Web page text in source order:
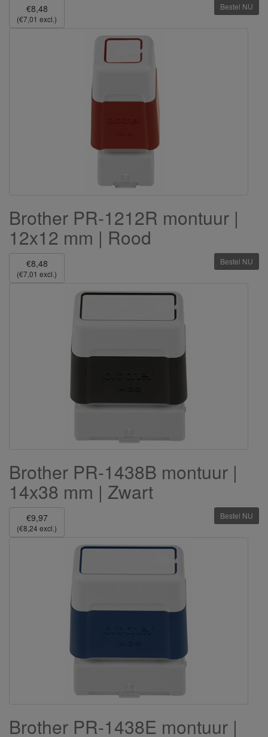
€8,48
(€7,01 excl.)
Bestel NU
Brother PR-1212R montuur |
12x12 mm | Rood
€8,48
(€7,01 excl.)
Bestel NU
Brother PR-1438B montuur |
14x38 mm | Zwart
€9,97
(€8,24 excl.)
Bestel NU
Brother PR-1438E montuur |